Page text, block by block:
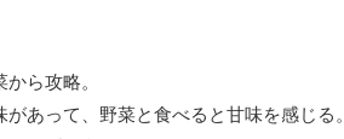
ら攻略。
あって、野菜と食べると甘味を感じる。